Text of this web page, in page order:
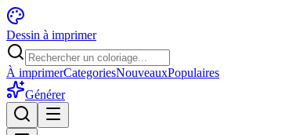
Dessin à imprimer
À imprimerCategoriesNouveauxPopulaires
Générer